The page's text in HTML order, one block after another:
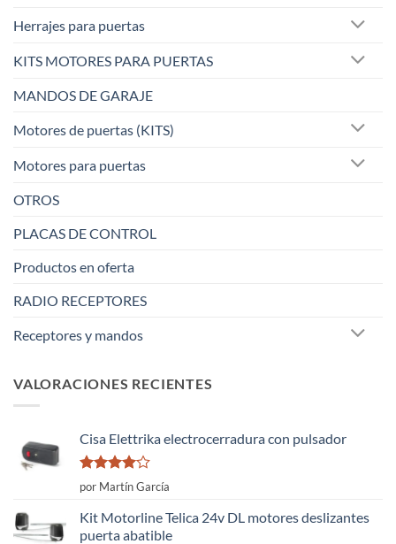
Herrajes para puertas
KITS MOTORES PARA PUERTAS
MANDOS DE GARAJE
Motores de puertas (KITS)
Motores para puertas
OTROS
PLACAS DE CONTROL
Productos en oferta
RADIO RECEPTORES
Receptores y mandos
VALORACIONES RECIENTES
Cisa Elettrika electrocerradura con pulsador
Valorado
con
5
por Martín García
Kit Motorline Telica 24v DL motores deslizantes
puerta abatible